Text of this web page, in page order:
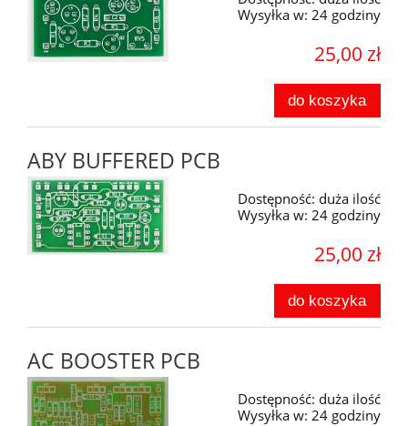
Wysyłka w: 24 godziny
25,00 zł
do koszyka
ABY BUFFERED PCB
Dostępność: duża ilość
Wysyłka w: 24 godziny
25,00 zł
do koszyka
AC BOOSTER PCB
Dostępność: duża ilość
Wysyłka w: 24 godziny